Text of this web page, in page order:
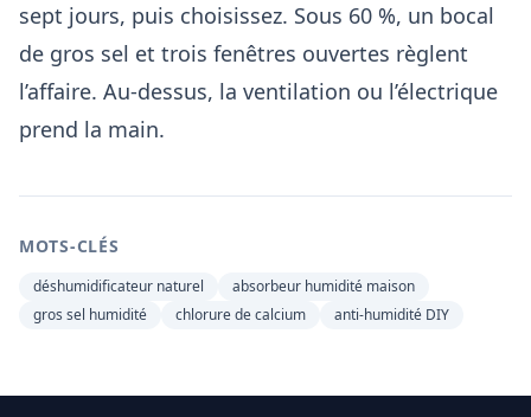
sept jours, puis choisissez. Sous 60 %, un bocal
de gros sel et trois fenêtres ouvertes règlent
l’affaire. Au-dessus, la ventilation ou l’électrique
prend la main.
MOTS-CLÉS
déshumidificateur naturel
absorbeur humidité maison
gros sel humidité
chlorure de calcium anti-humidité DIY